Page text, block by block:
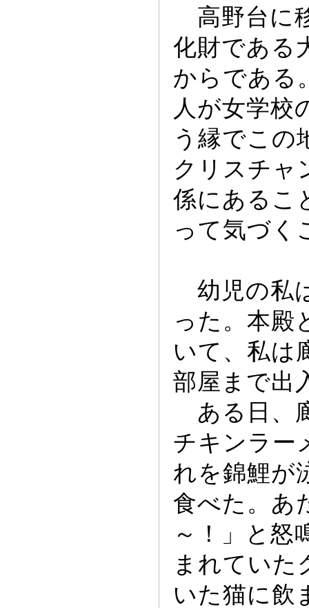
高野台に
化財である
からである
人が女学校
う縁でこの
クリスチ ャ
係にあるこ
っ て気づく
幼児の私
っ た。本殿
いて、私は
部屋まで出
ある日、
チキンラー
れを錦鯉が
食べた。あ
～ ！」と
まれていた
いた猫に飲